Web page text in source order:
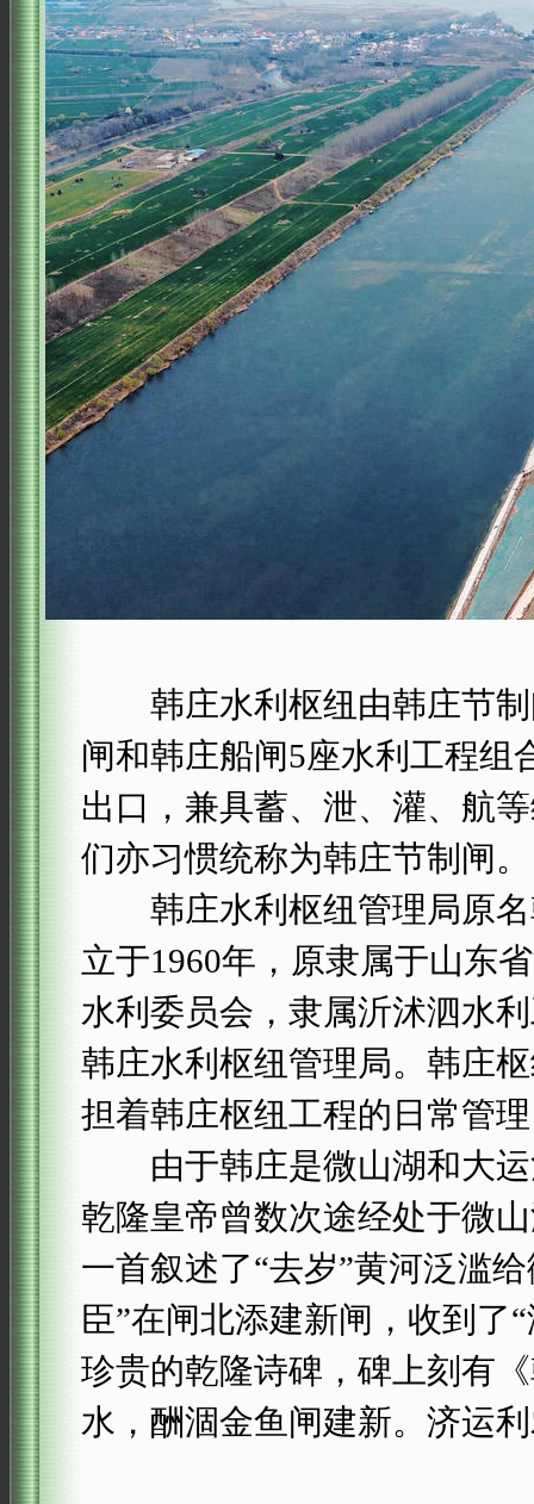
韩庄水利枢纽由韩庄节制
闸和韩庄船闸5座水利工程组
出口，兼具蓄、泄、灌、航
们亦习惯统称为韩庄节制闸。
韩庄水利枢纽管理局原名
立于1960年，原隶属于山东
水利委员会，隶属沂沭泗水
韩庄水利枢纽管理局。韩庄
担着韩庄枢纽工程的日常管
由于韩庄是微山湖和大运
乾隆皇帝曾数次途经处于微
一首叙述了“去岁”黄河泛滥
臣”在闸北添建新闸，收到了
珍贵的乾隆诗碑，碑上刻有
水，酬涸金鱼闸建新。济运